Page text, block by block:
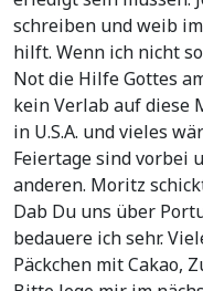
schreiben und weib
hilft. Wenn ich nicht
Not die Hilfe Gottes
kein Verlab auf diese
in U.S.A. und vieles
Feiertage sind vorbei
anderen. Moritz
Dab Du uns über
bedauere ich sehr.
Päckchen mit Cakao,